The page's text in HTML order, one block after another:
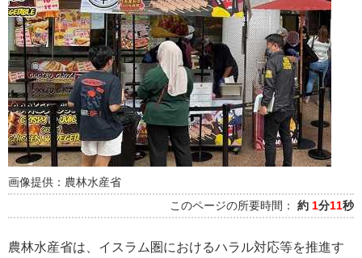
画像提供：農林水産省
このページの所要時間： 約 1分11秒
農林水産省は、イスラム圏におけるハラル対応等を推進す